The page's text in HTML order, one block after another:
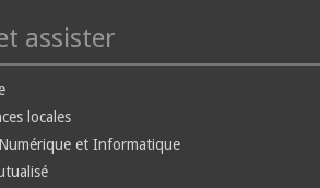
assister
locales
et Informatique